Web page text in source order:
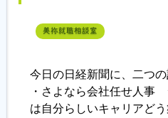
美祢就職相談室
今日の日経新聞に、二つ
・さよなら会社任せ人事
は自分らしいキャリアどう